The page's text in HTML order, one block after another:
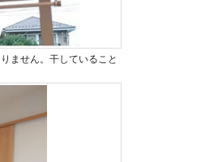
ません。干していること